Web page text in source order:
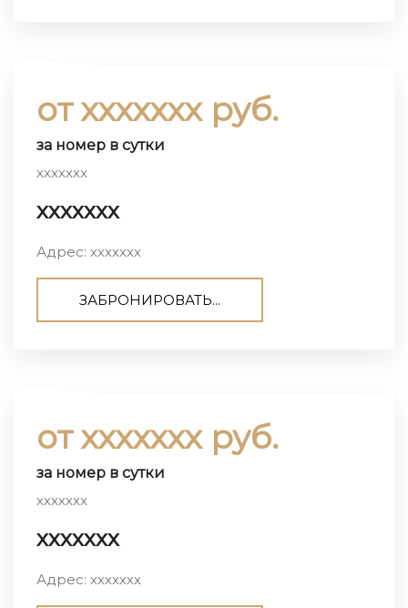
от ххххххх руб.
за номер в сутки
ххххххх
ххххххх
Адрес: ххххххх
ЗАБРОНИРОВАТЬ...
от ххххххх руб.
за номер в сутки
ххххххх
ххххххх
Адрес: ххххххх